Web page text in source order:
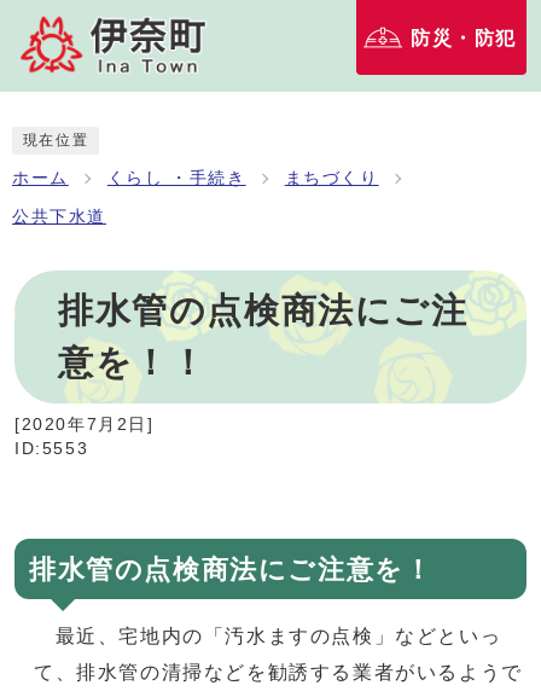
防災・防犯
現在位置
ホーム くらし ・手続き まちづくり
公共下水道
排水管の点検商法にご注
意を！！
[2020年7月2日]
ID:5553
排水管の点検商法にご注意を！
最近、宅地内の「汚水ますの点検」などといっ
て、排水管の清掃などを勧誘する業者がいるようで